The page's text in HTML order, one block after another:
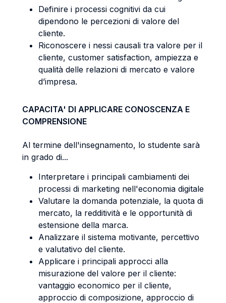
Definire i processi cognitivi da cui
dipendono le percezioni di valore del
cliente.
Riconoscere i nessi causali tra valore per il
cliente, customer satisfaction, ampiezza e
qualità delle relazioni di mercato e valore
d’impresa.
CAPACITA' DI APPLICARE CONOSCENZA E
COMPRENSIONE
Al termine dell'insegnamento, lo studente sarà
in grado di...
Interpretare i principali cambiamenti dei
processi di marketing nell'economia digitale
Valutare la domanda potenziale, la quota di
mercato, la redditività e le opportunità di
estensione della marca.
Analizzare il sistema motivante, percettivo
e valutativo del cliente.
Applicare i principali approcci alla
misurazione del valore per il cliente:
vantaggio economico per il cliente,
approccio di composizione, approccio di